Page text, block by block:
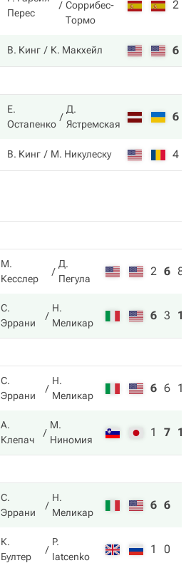
Перес
Соррибес-
Тормо
2
В. Кинг К. Макхейл 6
Е.
Остапенко
Д.
Ястремская
6
В. Кинг М. Никулеску 4
М.
Кесслер
Д.
Пегула
2 6 8
С.
Эррани
Н.
Меликар
6 3 10
С.
Эррани
Н.
Меликар
6 6 10
А.
Клепач
М.
Ниномия
1 7 12
С.
Эррани
Н.
Меликар
6 6
К.
Бултер
P.
Iatcenko
1 0